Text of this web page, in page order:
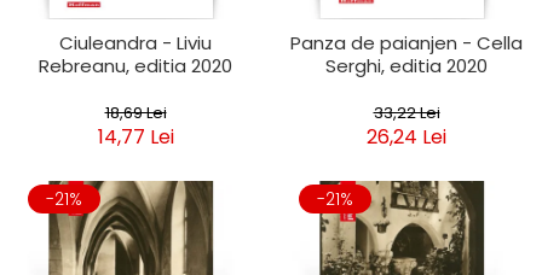
Ciuleandra - Liviu
Rebreanu, editia 2020
18,69 Lei
14,77 Lei
Panza de paianjen - Cella
Serghi, editia 2020
33,22 Lei
26,24 Lei
-21% -21%